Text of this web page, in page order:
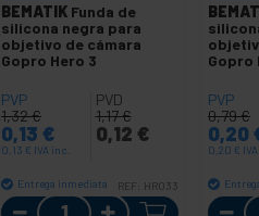
BEMATIK Funda de
silicona negra para
objetivo de cámara
Gopro Hero 3
PVP
1,32€
0,13 €
0,13 € IVA inc.
PVD
1,17€
0,12 €
Entrega inmediata REF: HR033
Cantidad
Gopro
PVP
0,79€
0,20
0,20 €